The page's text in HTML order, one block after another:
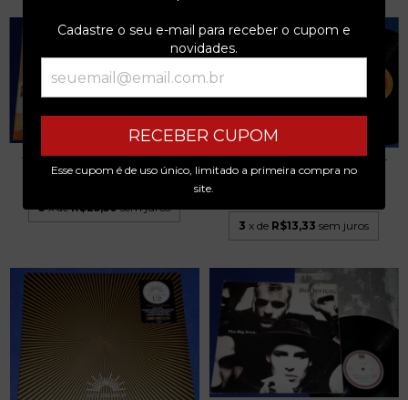
Cadastre o seu e-mail para receber o cupom e
novidades.
RECEBER CUPOM
Esse cupom é de uso único, limitado a primeira compra no
site.
ACROBAT - 1º - LP - 1973 - USA
R$76,49
3 x deR$25,50 sem juros
THE AMAZING RHYTHM ACES -
TOUCAN DO IT T...
3 x de R$13,33 sem juros